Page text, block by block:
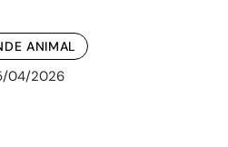
ANIMAL
04/2026